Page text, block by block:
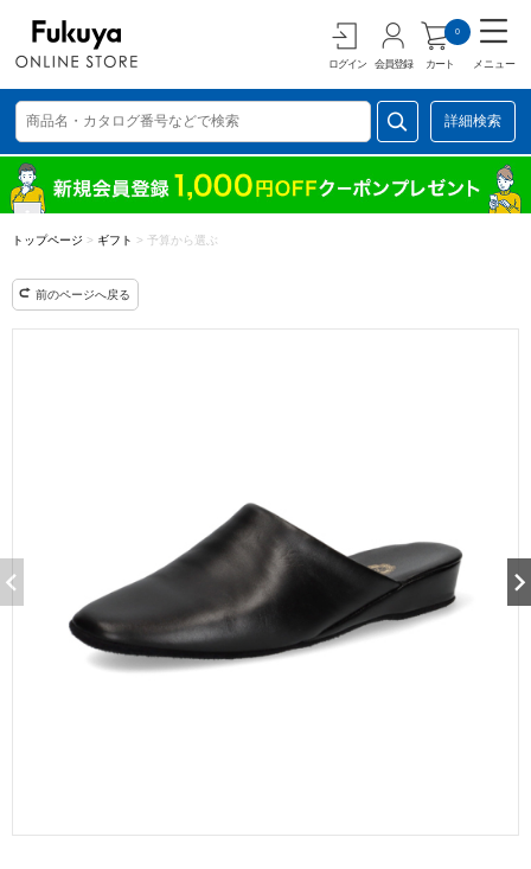
ログイン 会員登録 カート
0
メニュー
詳細検索
トップページ > ギフト > 予算から選ぶ
前のページへ戻る